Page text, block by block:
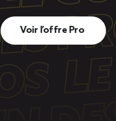
Voir l’offre Pro